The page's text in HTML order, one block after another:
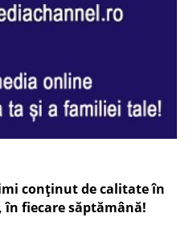
conținut de calitate în
în fiecaresăptămână!